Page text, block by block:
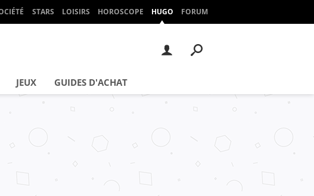
STARS LOISIRS HOROSCOPE HUGO FORUM
JEUX GUIDES D'ACHAT